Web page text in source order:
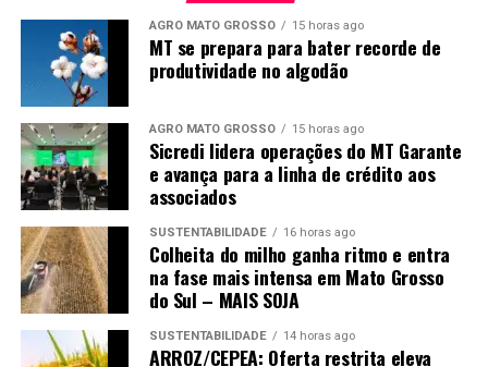
*Miguel Daoud
Política do Canal Rural
OCanal Rural
não se responsabiliza pelas opiniões e
conteúdos de inteira responsabilidade de seus autores. A
empresa se reserva o direito de fazer ajustes no texto
para adequação às normas de publicação.
O postJavali: uma ameaça que o Brasil não pode mais
AGRO MATO GROSSO 15 horas ago
MT se prepara para bater recorde de
produtividade no algodão
AGRO MATO GROSSO 15 horas ago
Sicredi lidera operações do MT Garante
e avança para a linha de crédito aos
associados
SUSTENTABILIDADE 16 horas ago
Colheita do milho ganha ritmo e entra
na fase mais intensa em Mato Grosso
do Sul – MAIS SOJA
SUSTENTABILIDADE 14 horas ago
ARROZ/CEPEA: Oferta restrita eleva